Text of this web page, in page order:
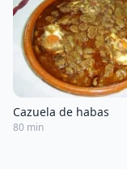
Cazuela de habas
80 min